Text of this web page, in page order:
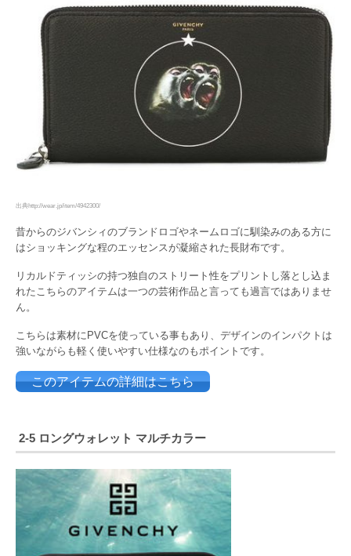
出典http://wear.jp/item/4942300/
昔からのジバンシィのブランドロゴやネームロゴに馴染みのある方に
はショッキングな程のエッセンスが凝縮された長財布です。
リカルドティッシの持つ独自のストリート性をプリントし落とし込ま
れたこちらのアイテムは一つの芸術作品と言っても過言ではありませ
ん。
こちらは素材にPVCを使っている事もあり、デザインのインパクトは
強いながらも軽く使いやすい仕様なのもポイントです。
このアイテムの詳細はこちら
2-5 ロングウォレット マルチカラー